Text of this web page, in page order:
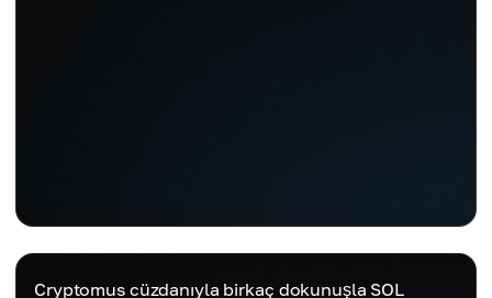
Cryptomus cüzdanıyla birkaç dokunuşla SOL